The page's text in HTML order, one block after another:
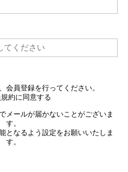
会員登録を行ってください。
約に同意する
メールが届かないことがございま
す。
となるよう設定をお願いいたしま
す。